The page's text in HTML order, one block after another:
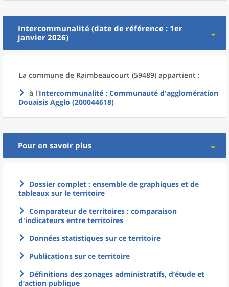
Intercommunalité (date de référence : 1er
janvier 2026)
La commune de Raimbeaucourt (59489) appartient :
à l'Intercommunalité : Communauté d'agglomération
Douaisis Agglo (200044618)
Pour en savoir plus
Dossier complet : ensemble de graphiques et de
tableaux sur le territoire
Comparateur de territoires : comparaison
d'indicateurs entre territoires
Données statistiques sur ce territoire
Publications sur ce territoire
Définitions des zonages administratifs, d’étude et
d’action publique